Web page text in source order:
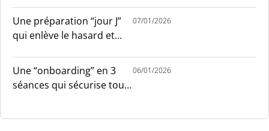
Une préparation “jour J”
qui enlève le hasard et
07/01/2026
Une “onboarding” en 3
séances qui sécurise tout
06/01/2026